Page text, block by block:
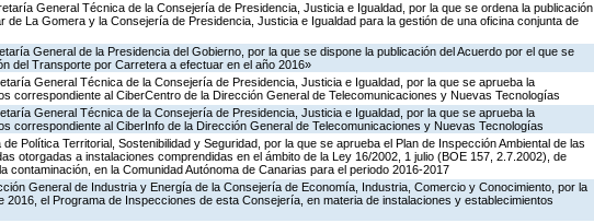
General Técnica de la Consejería de Presidencia, Justicia e Igualdad, por la que se ordena la publicación
de La Gomera y la Consejería de Presidencia, Justicia e Igualdad para la gestión de una oficina conjunta de
General de la Presidencia del Gobierno, por la que se dispone la publicación del Acuerdo por el que se
del Transporte por Carretera a efectuar en el año 2016»
General Técnica de la Consejería de Presidencia, Justicia e Igualdad, por la que se aprueba la
correspondiente al CiberCentro de la Dirección General de Telecomunicaciones y Nuevas Tecnologías
General Técnica de la Consejería de Presidencia, Justicia e Igualdad, por la que se aprueba la
correspondiente al CiberInfo de la Dirección General de Telecomunicaciones y Nuevas Tecnologías
Política Territorial, Sostenibilidad y Seguridad, por la que se aprueba el Plan de Inspección Ambiental de las
otorgadas a instalaciones comprendidas en el ámbito de la Ley 16/2002, 1 julio (BOE 157, 2.7.2002), de
contaminación, en la Comunidad Autónoma de Canarias para el periodo 2016-2017
General de Industria y Energía de la Consejería de Economía, Industria, Comercio y Conocimiento, por la
2016, el Programa de Inspecciones de esta Consejería, en materia de instalaciones y establecimientos